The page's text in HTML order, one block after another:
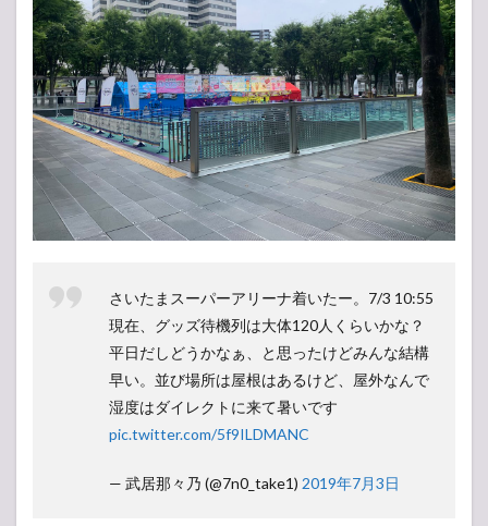
さいたまスーパーアリーナ着いたー。7/3 10:55
現在、グッズ待機列は大体120人くらいかな？
平日だしどうかなぁ、と思ったけどみんな結構
早い。並び場所は屋根はあるけど、屋外なんで
湿度はダイレクトに来て暑いです
pic.twitter.com/5f9ILDMANC
— 武居那々乃 (@7n0_take1) 2019年7月3日